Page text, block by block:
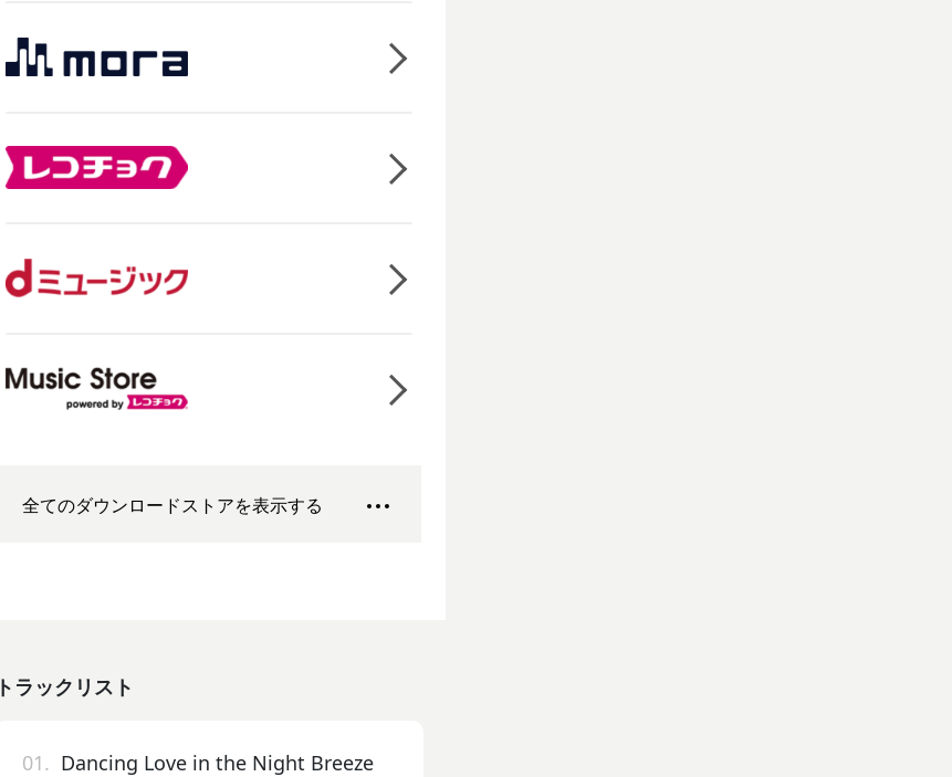
全てのダウンロードストアを表示する
トラックリスト
01. Dancing Love in the Night Breeze